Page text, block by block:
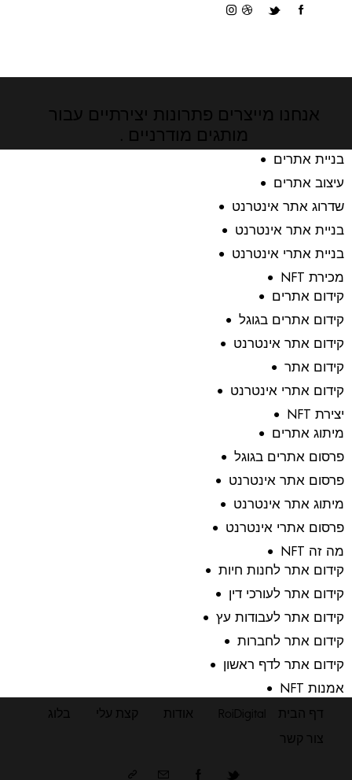
אנחנו מייצרים פתרונות יצירתיים עבור
מותגים מודרניים .
בניית אתרים
עיצוב אתרים
שדרוג אתר אינטרנט
בניית אתר אינטרנט
בניית אתרי אינטרנט
מכירת NFT
קידום אתרים
קידום אתרים בגוגל
קידום אתר אינטרנט
קידום אתר
קידום אתרי אינטרנט
יצירת NFT
מיתוג אתרים
פרסום אתרים בגוגל
פרסום אתר אינטרנט
מיתוג אתר אינטרנט
פרסום אתרי אינטרנט
מה זה NFT
קידום אתר לחנות חיות
קידום אתר לעורכי דין
קידום אתר לעבודות עץ
קידום אתר לחברות
קידום אתר לדף ראשון
אמנות NFT
דף הבית RoiDigital אודות קצת עלי
בלוג
צור קשר